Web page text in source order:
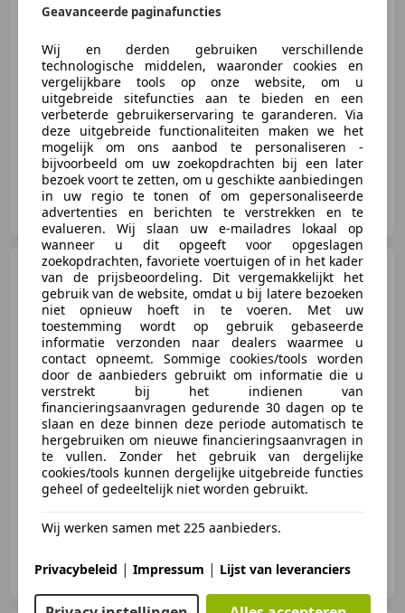
€ 17.995
11/2020 120.323 km Elektrisch
150 kW (204 PK)
Hinderks Auto’s
NL-7821 AB EMMEN
Volkswagen ID.3 First Plus
58 kWh | 90,69% SOH | IQ |
Camera | Ada
€ 17.995 1
12/2020 123.403 km Elektrisch
150 kW (204 PK)
NL-7821 AB EMMEN
Geavanceerde paginafuncties
Wij en derden gebruiken verschillende
technologische middelen, waaronder cookies en
vergelijkbare tools op onze website, om u
uitgebreide sitefuncties aan te bieden en een
verbeterde gebruikerservaring te garanderen. Via
deze uitgebreide functionaliteiten maken we het
mogelijk om ons aanbod te personaliseren -
bijvoorbeeld om uw zoekopdrachten bij een later
bezoek voort te zetten, om u geschikte aanbiedingen
in uw regio te tonen of om gepersonaliseerde
advertenties en berichten te verstrekken en te
evalueren. Wij slaan uw e-mailadres lokaal op
wanneer u dit opgeeft voor opgeslagen
zoekopdrachten, favoriete voertuigen of in het kader
van de prijsbeoordeling. Dit vergemakkelijkt het
gebruik van de website, omdat u bij latere bezoeken
niet opnieuw hoeft in te voeren. Met uw
toestemming wordt op gebruik gebaseerde
informatie verzonden naar dealers waarmee u
contact opneemt. Sommige cookies/tools worden
door de aanbieders gebruikt om informatie die u
verstrekt bij het indienen van
financieringsaanvragen gedurende 30 dagen op te
slaan en deze binnen deze periode automatisch te
hergebruiken om nieuwe financieringsaanvragen in
te vullen. Zonder het gebruik van dergelijke
cookies/tools kunnen dergelijke uitgebreide functies
geheel of gedeeltelijk niet worden gebruikt.
Wij werken samen met 225 aanbieders.
Privacybeleid | Impressum | Lijst van leveranciers